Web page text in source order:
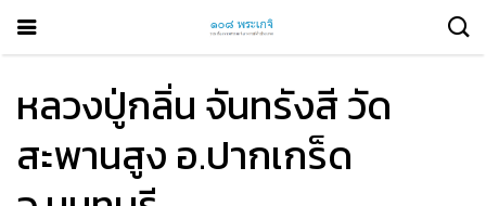
หลวงปู่กลิ่น จันทรังสี วัด
สะพานสูง อ.ปากเกร็ด